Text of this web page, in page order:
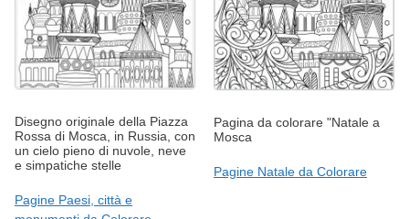
Disegno originale della Piazza
Rossa di Mosca, in Russia, con
un cielo pieno di nuvole, neve
e simpatiche stelle
Pagine Paesi, città e
Pagina da colorare "Natale a
Mosca
Pagine Natale da Colorare